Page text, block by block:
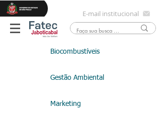
E-mail institucional
Biocombustíveis
Gestão Ambiental
Marketing